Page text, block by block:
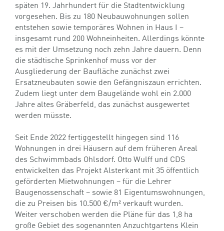
späten 19. Jahrhundert für die Stadtentwicklung
vorgesehen. Bis zu 180 Neubauwohnungen sollen
entstehen sowie temporäres Wohnen in Haus I –
insgesamt rund 200 Wohneinheiten. Allerdings könnte
es mit der Umsetzung noch zehn Jahre dauern. Denn
die städtische Sprinkenhof muss vor der
Ausgliederung der Baufläche zunächst zwei
Ersatzneubauten sowie den Gefängniszaun errichten.
Zudem liegt unter dem Baugelände wohl ein 2.000
Jahre altes Gräberfeld, das zunächst ausgewertet
werden müsste.
Seit Ende 2022 fertiggestellt hingegen sind 116
Wohnungen in drei Häusern auf dem früheren Areal
des Schwimmbads Ohlsdorf. Otto Wulff und CDS
entwickelten das Projekt Alsterkant mit 35 öffentlich
geförderten Mietwohnungen – für die Lehrer
Baugenossenschaft – sowie 81 Eigentumswohnungen,
die zu Preisen bis 10.500 €/m² verkauft wurden.
Weiter verschoben werden die Pläne für das 1,8 ha
große Gebiet des sogenannten Anzuchtgartens Klein